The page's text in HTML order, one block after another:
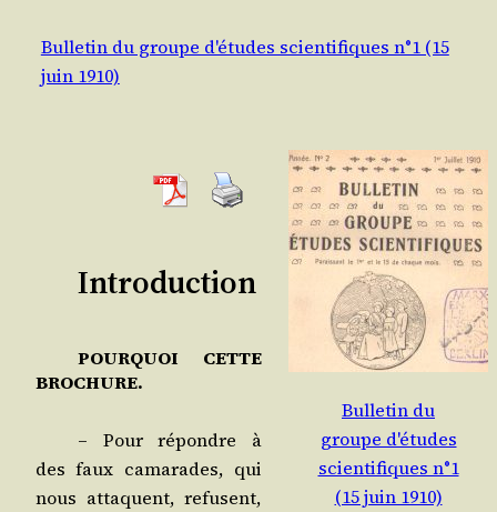
Bulletin du groupe d'études scientifiques n°1 (15
juin 1910)
Introduction
POURQUOI CETTE
BROCHURE.
– Pour répondre à
des faux cama­rades, qui
nous attaquent, refusent,
Bulletin du
groupe d'études
scientifiques n°1
(15 juin 1910)